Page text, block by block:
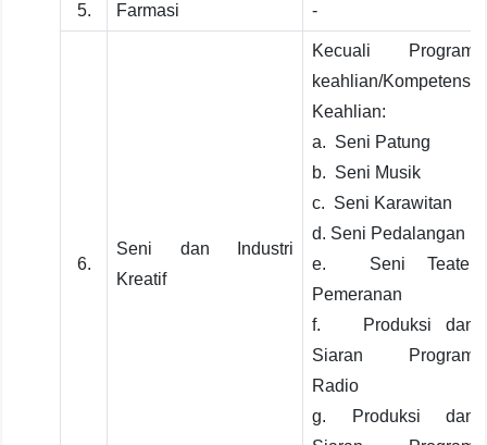
5. Farmasi -
6.
Seni dan Industri
Kreatif
Kecuali Program
keahlian/Kompetensi
Keahlian:
a. Seni Patung
b. Seni Musik
c. Seni Karawitan
d. Seni Pedalangan
e. Seni Teater
Pemeranan
f. Produksi dan
Siaran Program
Radio
g. Produksi dan